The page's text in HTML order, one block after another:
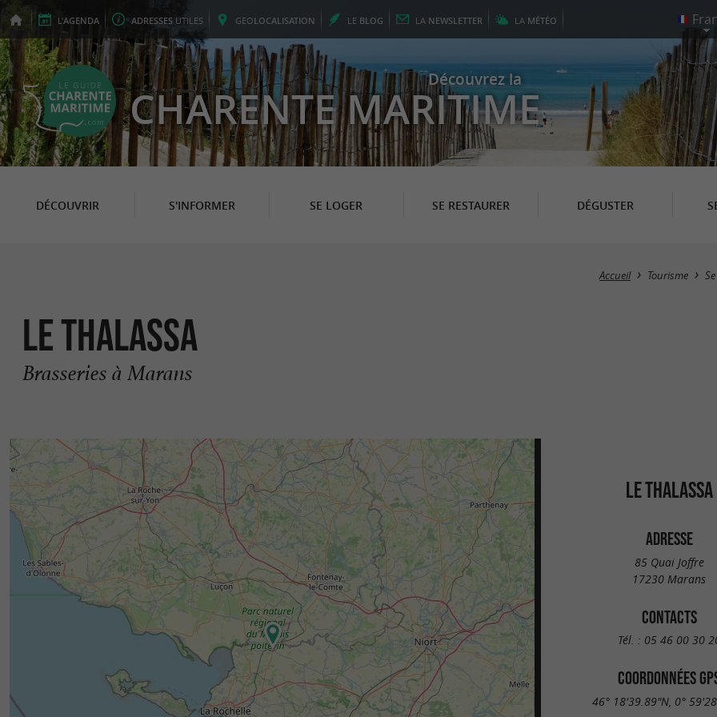
L'AGENDA ADRESSES UTILES GEOLOCALISATION LE BLOG LA NEWSLETTER LA MÉTÉO
Découvrez la
CHARENTE MARITIME
DÉCOUVRIR S'INFORMER SE LOGER SE RESTAURER DÉGUSTER
Accueil Tourisme
Le Thalassa
Brasseries à Marans
LE THALASSA
ADRESSE
85 Quai Joffre
17230 Marans
CONTACTS
Tél. : 05 46 00 30
COORDONNÉES
46° 18'39.89"N, 0°